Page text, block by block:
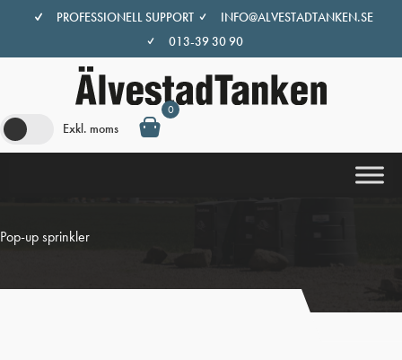
innehåll
PROFESSIONELL SUPPORT
INFO@ALVESTADTANKEN.SE
013-39 30 90
Exkl. moms
0
Pop-up sprinkler